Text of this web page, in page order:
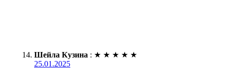
Шейла Кузина : ★ ★ ★ ★ ★
25.01.2025